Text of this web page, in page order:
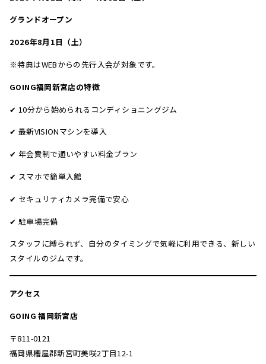
グランドオープン
2026年8月1日（土）
※特典はWEBからの先行入会が対象です。
GOING福岡新宮店の特徴
✔ 10分から始められるコンディショニングジム
✔ 最新VISIONマシンを導入
✔ 年会費制で通いやすい料金プラン
✔ スマホで簡単入館
✔ セキュリティカメラ完備で安心
✔ 駐車場完備
スタッフに縛られず、自分のタイミングで気軽に利用できる、新しい
スタイルのジムです。
アクセス
GOING 福岡新宮店
〒811-0121
福岡県糟屋郡新宮町美咲2丁目12-1